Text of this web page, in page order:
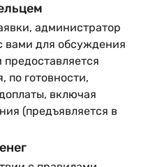
администратор
вами для обсуждения
по готовности,
включая
(предъявляется в